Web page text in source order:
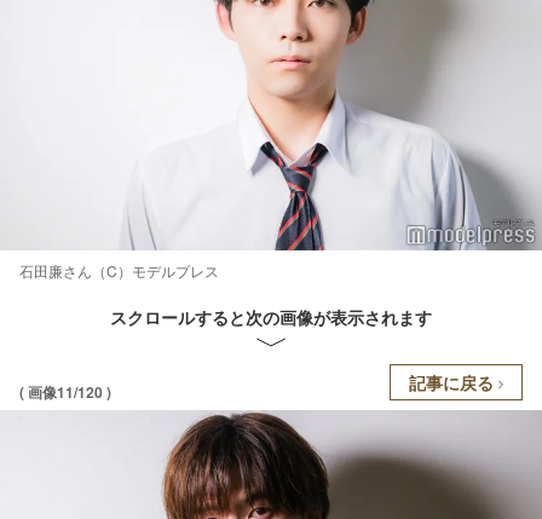
石田廉さん（C）モデルプレス
スクロールすると次の画像が表示されます
( 画像11/120 ) 記事に戻る